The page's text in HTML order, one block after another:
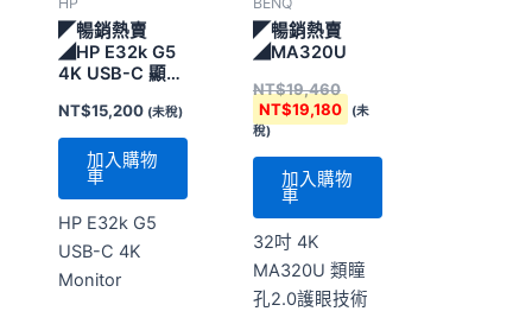
◤暢銷熱賣
◢HP E32k G5
4K USB-C 顯示
NT$15,200 (未稅)
加入購物
車
HP E32k G5
USB-C 4K
Monitor
◤暢銷熱賣
◢MA320U
NT$19,460
NT$19,180
(未
稅)
加入購物
車
32吋 4K
MA320U 類瞳
孔2.0護眼技術